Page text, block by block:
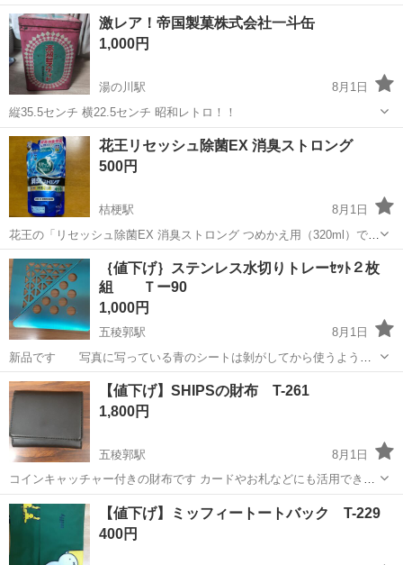
入れ レトロ ビンテージ ヴィンテージ オールド クラシック クラシカ
ル VINTAGE 【サイズ】 高さ36㎝ 横幅30㎝ 奥行30㎝
北海道 函館市 湯の川駅 その他 ペール缶
激レア！帝国製菓株式会社一斗缶
1,000円
湯の川駅
8月1日
縦35.5センチ 横22.5センチ 昭和レトロ！！
北海道 函館市 湯の川駅 その他 一斗缶
花王リセッシュ除菌EX 消臭ストロング
500円
桔梗駅
8月1日
花王の「リセッシュ除菌EX 消臭ストロング つめかえ用（320ml）で
す。 尿臭・体臭・便臭の消臭に特化した強力消臭タイプで、尿臭ブロ
ッカーEXを配合しています。 衣類、布製品、空間用の消臭剤で、除
菌・ウイルス除去効果も...
北海道 函館市 桔梗駅 芳香剤、消臭剤
｛値下げ｝ステンレス水切りトレーｾｯﾄ２枚
組 Ｔー90
1,000円
五稜郭駅
8月1日
新品です 写真に写っている青のシートは剝がしてから使うようで
す シンクのコーナーを有効に使える、便利な水切りトレーです 使い方
はいろいろありそうです 写真参照お願いします。 対応については、4
日から1週間かかる場合...
北海道 函館市 五稜郭駅 水切り
【値下げ】SHIPSの財布 T-261
1,800円
五稜郭駅
8月1日
コインキャッチャー付きの財布です カードやお札などにも活用できま
す 写真参照お願いします。 対応については、4日から1週間かかる場合
もございます
北海道 函館市 五稜郭駅 お札
【値下げ】ミッフィートートバック T-229
400円